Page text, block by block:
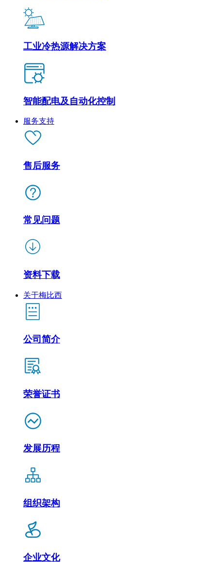
工业冷热源解决方案
智能配电及自动化控制
服务支持
售后服务
常见问题
资料下载
关于梅比西
公司简介
荣誉证书
发展历程
组织架构
企业文化